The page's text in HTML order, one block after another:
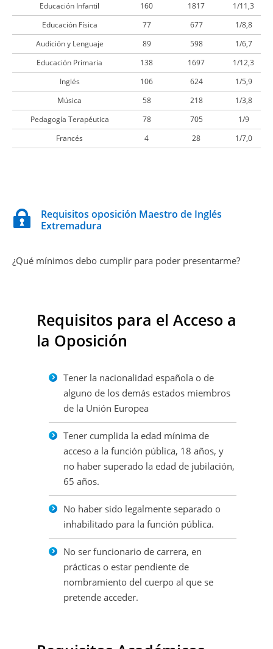
Educación Infantil 160 1817
1/11,3
Educación Física
77 677
1/8,8
Audición y Lenguaje
89 598
1/6,7
Educación Primaria
138 1697
1/12,3
Inglés
106 624
1/5,9
Música
58 218
1/3,8
Pedagogía Terapéutica
78 705
1/9
Francés
4 28 1/7,0
Requisitos oposición Maestro de Inglés
Extremadura
¿Qué mínimos debo cumplir para poder presentarme?
Requisitos para el Acceso a
la Oposición
Tener la nacionalidad española o de
alguno de los demás estados miembros
de la Unión Europea
Tener cumplida la edad mínima de
acceso a la función pública, 18 años, y
no haber superado la edad de jubilación,
65 años.
No haber sido legalmente separado o
inhabilitado para la función pública.
No ser funcionario de carrera, en
prácticas o estar pendiente de
nombramiento del cuerpo al que se
pretende acceder.